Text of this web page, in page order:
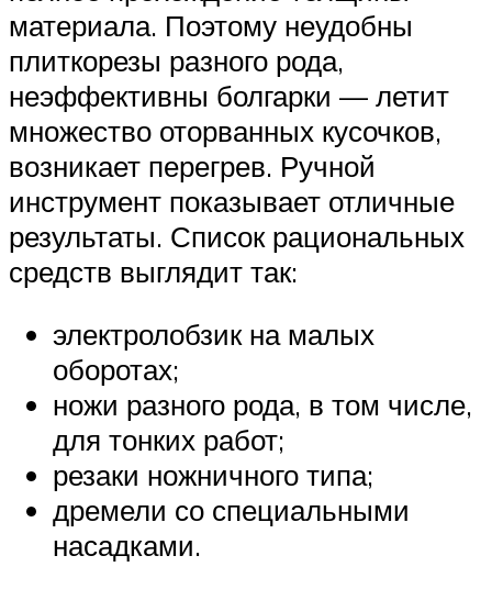
материала. Поэтому неудобны
плиткорезы разного рода,
неэффективны болгарки — летит
множество оторванных кусочков,
возникает перегрев. Ручной
инструмент показывает отличные
результаты. Список рациональных
средств выглядит так:
электролобзик на малых
оборотах;
ножи разного рода, в том числе,
для тонких работ;
резаки ножничного типа;
дремели со специальными
насадками.